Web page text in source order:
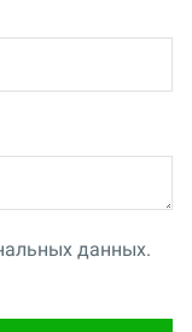
данных.